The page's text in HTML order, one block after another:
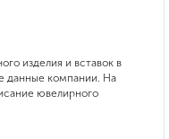
изделия и вставок в
данные компании. На
ювелирного